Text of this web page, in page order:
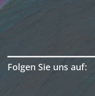
Folgen Sie uns auf: